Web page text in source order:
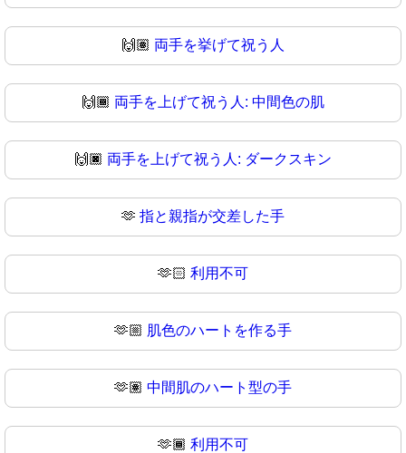
🙌🏽 両手を挙げて祝う人
🙌🏾 両手を上げて祝う人: 中間色の肌
🙌🏿 両手を上げて祝う人: ダークスキン
🫶 指と親指が交差した手
🫶🏻 利用不可
🫶🏼 肌色のハートを作る手
🫶🏽 中間肌のハート型の手
🫶🏾 利用不可